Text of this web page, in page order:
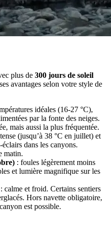
plus de 300 jours de soleil
avantages selon votre style de
idéales (16-27 °C),
par la fonte des neiges.
mais aussi la plus fréquentée.
(jusqu’à 38 °C en juillet) et
éclairs dans les canyons.
matin.
: foules légèrement moins
et lumière magnifique sur les
: calme et froid. Certains sentiers
Hors navette obligatoire,
est possible.